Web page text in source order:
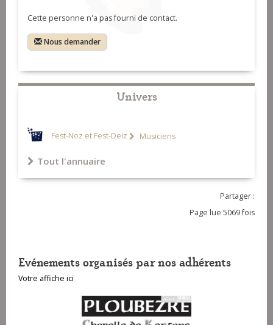
Cette personne n'a pas fourni de contact.
Nous demander
Univers
Fest-Noz et Fest-Deiz Musiciens
Tout l'annuaire
Partager :
Page lue 5069 fois
Evénements organisés par nos adhérents
Votre affiche ici